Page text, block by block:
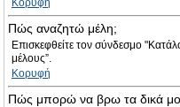
Κορυφή
Πώς αναζητώ μέλη;
Επισκεφθείτε τον σύνδεσμο
μέλους”.
Κορυφή
Πώς μπορώ να βρω τα δικά